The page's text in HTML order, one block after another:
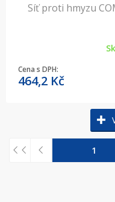
Síť proti hmyzu
Cena s DPH:
464,2 Kč
1